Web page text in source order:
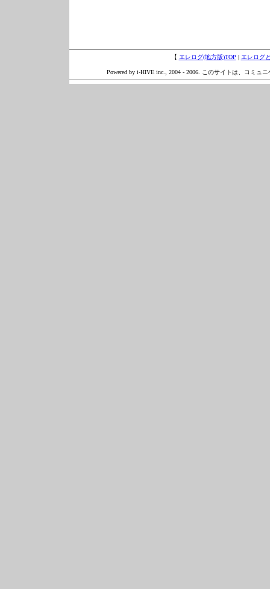
【 エレログ(地方版)TOP | エレログ
Powered by i-HIVE inc., 2004 - 2006. このサイトは、コミュ